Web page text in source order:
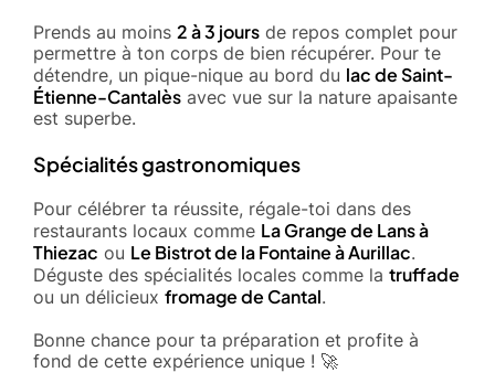
Prends au moins 2 à 3 jours de repos complet pour
permettre à ton corps de bien récupérer. Pour te
détendre, un pique-nique au bord du lac de Saint-
Étienne-Cantalès avec vue sur la nature apaisante
est superbe.
Spécialités gastronomiques
Pour célébrer ta réussite, régale-toi dans des
restaurants locaux comme La Grange de Lans à
Thiezac ou Le Bistrot de la Fontaine à Aurillac.
Déguste des spécialités locales comme la truffade
ou un délicieux fromage de Cantal.
Bonne chance pour ta préparation et profite à
fond de cette expérience unique ! 🚀